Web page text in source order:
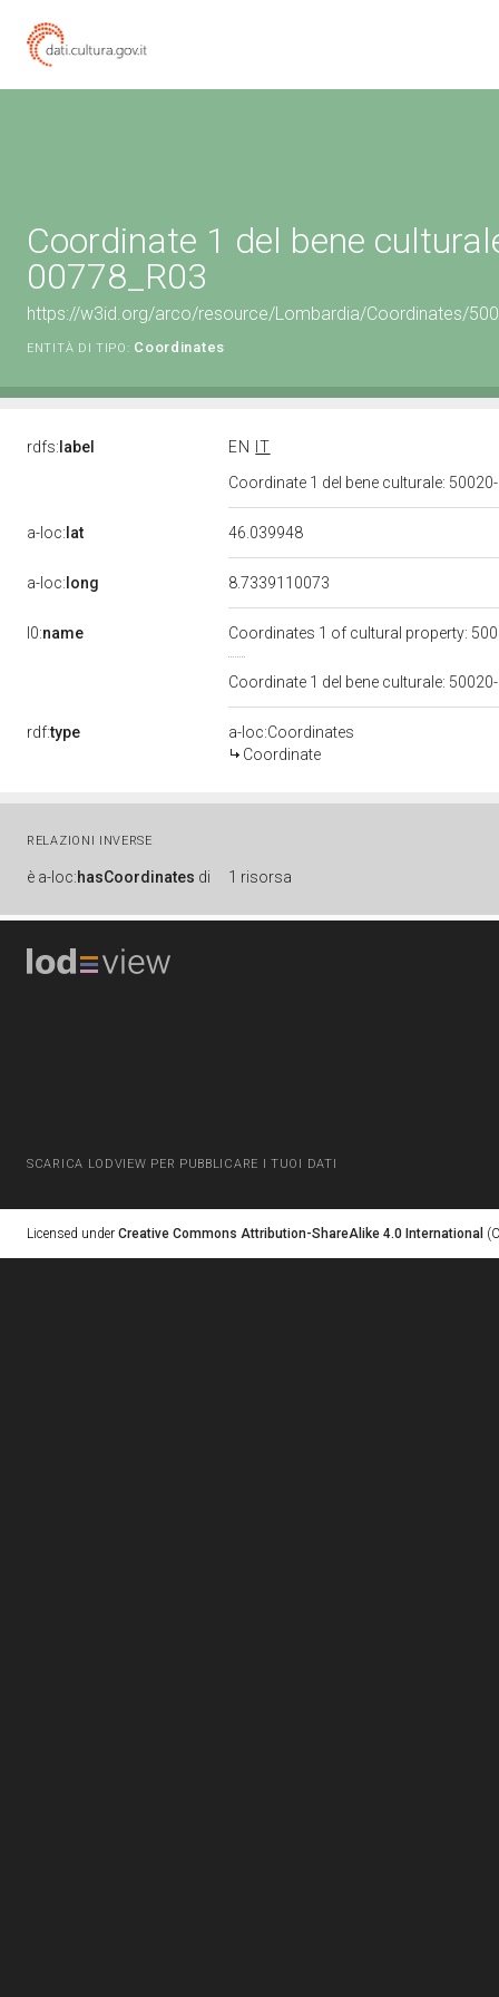
Coordinate 1 del bene
00778_R03
https://w3id.org/arco/resource/Lombardia/Coordinates/
ENTITÀ DI TIPO: Coordinates
rdfs: label EN
IT
Coordinate 1 del bene culturale:
a-loc: lat 46.039948
a-loc: long 8.7339110073
l0:name Coordinates 1 of cultural property:
Coordinate 1 del bene culturale:
rdf:type
a-loc:Coordinates
Coordinate
RELAZIONI INVERSE
è a-loc:hasCoordinates di 1 risorsa
SCARICA LODVIEW PER PUBBLICARE I TUOI DATI
Licensed under Creative Commons Attribution-ShareAlike 4.0 International